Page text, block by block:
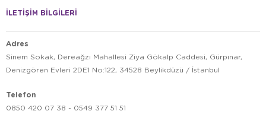
İLETİŞİM BİLGİLERİ
Adres
Sinem Sokak, Dereağzı Mahallesi Ziya Gökalp Caddesi, Gürpınar,
Denizgören Evleri 2DE1 No:122, 34528 Beylikdüzü / İstanbul
Telefon
0850 420 07 38 - 0549 377 51 51